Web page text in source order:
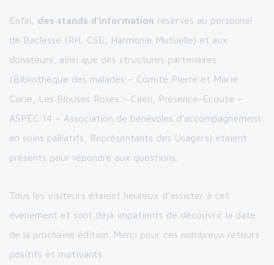
Enfin, des stands d’information réservés au personnel
de Baclesse (RH, CSE, Harmonie Mutuelle) et aux
donateurs, ainsi que des structures partenaires
(Bibliothèque des malades – Comité Pierre et Marie
Curie, Les Blouses Roses – Caen, Présence-Ecoute –
ASPEC 14 – Association de bénévoles d’accompagnement
en soins palliatifs, Représentants des Usagers) étaient
présents pour répondre aux questions.
Tous les visiteurs étaient heureux d’assister à cet
événement et sont déjà impatients de découvrir la date
de la prochaine édition. Merci pour ces nombreux retours
positifs et motivants.